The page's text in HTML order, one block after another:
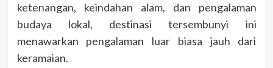
ketenangan, keindahan alam, dan pengalaman
budaya lokal, destinasi tersembunyi ini
menawarkan pengalaman luar biasa jauh dari
keramaian.